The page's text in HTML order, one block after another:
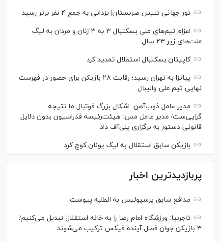
تور جهانی تنیس صربستان| یزدانی به جمع ۴ نفر برتر رسید
اعزام تیم‌های ملی بسکتبال ۳ به ۳ زنان و مردان به لیگ
ملت‌های زیر ۲۳ سال
کاپیتان بسکتبال استقلال تمدید کرد
پیاتزا به تهران رسید؛ رقابت ۲۸ بازیکن برای حضور در فهرست
نهایی تیم ملی والیبال
مدیر عامل ذوب‌آهن: اشکال بزرگ فوتبال ما نتیجه
گرایی‌ست/ مدیر عامل مس: هیئت‌رئیسه فدراسیون بدون دلایل
قانونی دستور به برگزاری پلی‌آف داد
بازیکن سابق استقلال به لیگ یونان کوچ کرد
پربازدیدترین اخبار
مدافع سابق پرسپولیس به الطلبه پیوست
تاجرنیا: ورزشگاه امام رضا را به خانه استقلال تبدیل می‌کنیم/
۳ بازیکن جوان فصل آینده فیکس ترکیب می‌شوند